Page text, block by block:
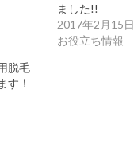
ました!!
2017年2月15日
お役立ち情報
脱毛
す！